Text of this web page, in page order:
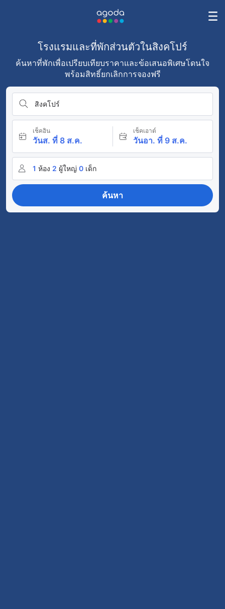
โรงแรมและที่พักส่วนตัวในสิงคโปร์
ค้นหาที่พักเพื่อเปรียบเทียบราคาและข้อเสนอพิเศษโดนใจ
พร้อมสิทธิ์ยกเลิกการจองฟรี
สิงคโปร์
เช็คอิน
วันส. ที่ 8 ส.ค.
เช็คเอาต์
วันอา. ที่ 9 ส.ค.
1 ห้อง 2 ผู้ใหญ่ 0 เด็ก
ค้นหา